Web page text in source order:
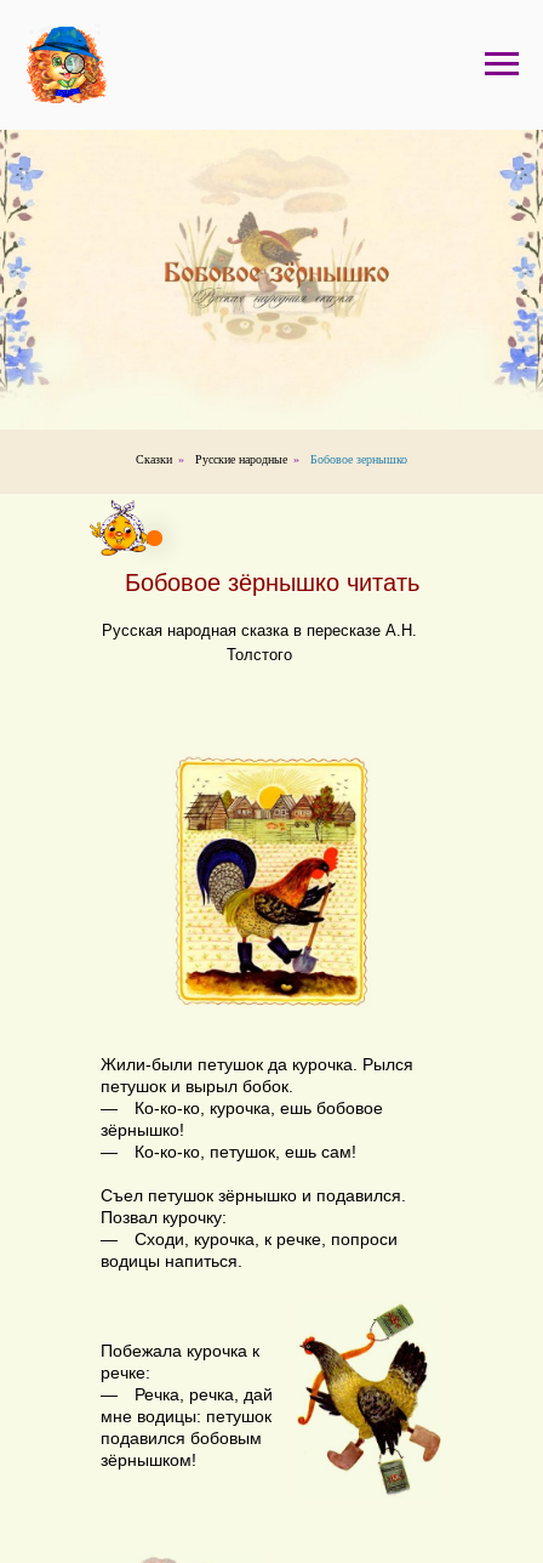
Сказки » Русские народные » Бобовое зернышко
Бобовое зёрнышко читать
Русская народная сказка в пересказе А.Н.
Толстого
Жили-были петушок да курочка. Рылся
петушок и вырыл бобок.
— Ко-ко-ко, курочка, ешь бобовое
зёрнышко!
— Ко-ко-ко, петушок, ешь сам!
Съел петушок зёрнышко и подавился.
Позвал курочку:
— Сходи, курочка, к речке, попроси
водицы напиться.
Побежала курочка к
речке:
— Речка, речка, дай
мне водицы: петушок
подавился бобовым
зёрнышком!